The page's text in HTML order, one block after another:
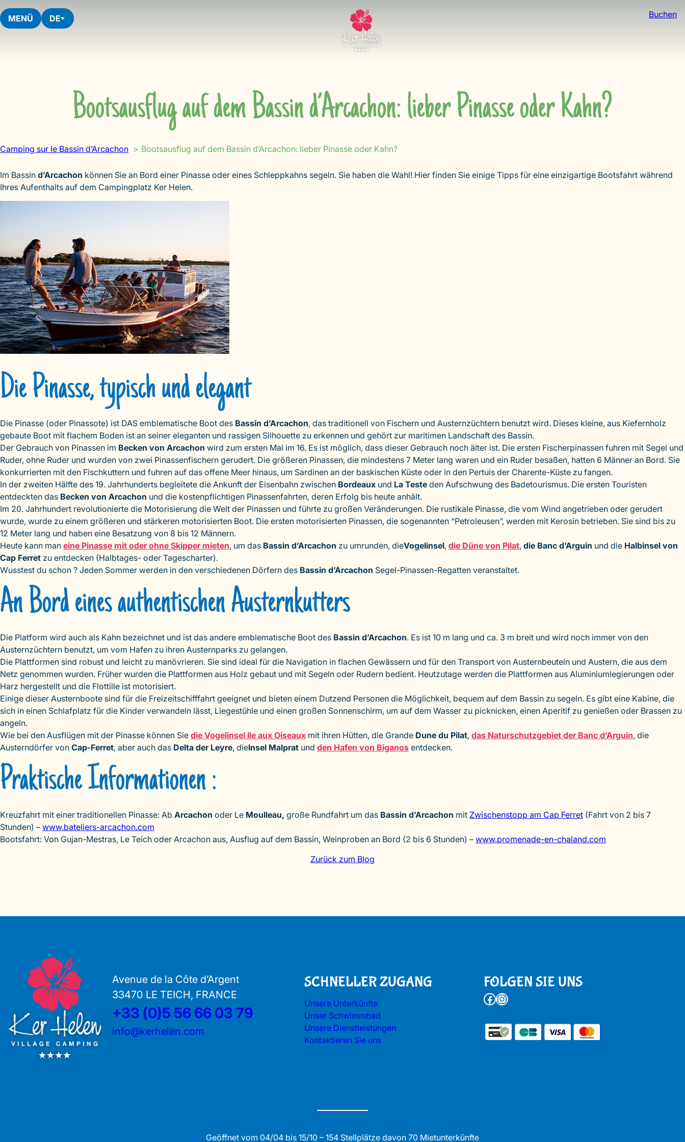
Skip
to
content
MENÜ DE Buchen
Bootsausflug auf dem Bassin d’Arcachon: lieber Pinasse oder Kahn?
Camping sur le Bassin d’Arcachon Bootsausflug auf dem Bassin d’Arcachon: lieber Pinasse oder Kahn?
Im Bassin d’Arcachon können Sie an Bord einer Pinasse oder eines Schleppkahns segeln. Sie haben die Wahl! Hier finden Sie einige Tipps für eine einzigartige Bootsfahrt während
Ihres Aufenthalts auf dem Campingplatz Ker Helen.
Die Pinasse, typisch und elegant
Die Pinasse (oder Pinassote) ist DAS emblematische Boot des Bassin d’Arcachon, das traditionell von Fischern und Austernzüchtern benutzt wird. Dieses kleine, aus Kiefernholz
gebaute Boot mit flachem Boden ist an seiner eleganten und rassigen Silhouette zu erkennen und gehört zur maritimen Landschaft des Bassin.
Der Gebrauch von Pinassen im Becken von Arcachon wird zum ersten Mal im 16. Es ist möglich, dass dieser Gebrauch noch älter ist. Die ersten Fischerpinassen fuhren mit Segel und
Ruder, ohne Ruder und wurden von zwei Pinassenfischern gerudert. Die größeren Pinassen, die mindestens 7 Meter lang waren und ein Ruder besaßen, hatten 6 Männer an Bord. Sie
konkurrierten mit den Fischkuttern und fuhren auf das offene Meer hinaus, um Sardinen an der baskischen Küste oder in den Pertuis der Charente-Küste zu fangen.
In der zweiten Hälfte des 19. Jahrhunderts begleitete die Ankunft der Eisenbahn zwischen Bordeaux und La Teste den Aufschwung des Badetourismus. Die ersten Touristen
entdeckten das Becken von Arcachon und die kostenpflichtigen Pinassenfahrten, deren Erfolg bis heute anhält.
Im 20. Jahrhundert revolutionierte die Motorisierung die Welt der Pinassen und führte zu großen Veränderungen. Die rustikale Pinasse, die vom Wind angetrieben oder gerudert
wurde, wurde zu einem größeren und stärkeren motorisierten Boot. Die ersten motorisierten Pinassen, die sogenannten “Petroleusen”, werden mit Kerosin betrieben. Sie sind bis zu
12 Meter lang und haben eine Besatzung von 8 bis 12 Männern.
Heute kann man eine Pinasse mit oder ohne Skipper mieten, um das Bassin d’Arcachon zu umrunden, dieVogelinsel, die Düne von Pilat, die Banc d’Arguin und die Halbinsel von
Cap Ferret zu entdecken (Halbtages- oder Tagescharter).
Wusstest du schon ? Jeden Sommer werden in den verschiedenen Dörfern des Bassin d’Arcachon Segel-Pinassen-Regatten veranstaltet.
An Bord eines authentischen Austernkutters
Die Platform wird auch als Kahn bezeichnet und ist das andere emblematische Boot des Bassin d’Arcachon. Es ist 10 m lang und ca. 3 m breit und wird noch immer von den
Austernzüchtern benutzt, um vom Hafen zu ihren Austernparks zu gelangen.
Die Plattformen sind robust und leicht zu manövrieren. Sie sind ideal für die Navigation in flachen Gewässern und für den Transport von Austernbeuteln und Austern, die aus dem
Netz genommen wurden. Früher wurden die Plattformen aus Holz gebaut und mit Segeln oder Rudern bedient. Heutzutage werden die Plattformen aus Aluminiumlegierungen oder
Harz hergestellt und die Flottille ist motorisiert.
Einige dieser Austernboote sind für die Freizeitschifffahrt geeignet und bieten einem Dutzend Personen die Möglichkeit, bequem auf dem Bassin zu segeln. Es gibt eine Kabine, die
sich in einen Schlafplatz für die Kinder verwandeln lässt, Liegestühle und einen großen Sonnenschirm, um auf dem Wasser zu picknicken, einen Aperitif zu genießen oder Brassen zu
angeln.
Wie bei den Ausflügen mit der Pinasse können Sie die Vogelinsel Ile aux Oiseaux mit ihren Hütten, die Grande Dune du Pilat, das Naturschutzgebiet der Banc d’Arguin, die
Austerndörfer von Cap-Ferret, aber auch das Delta der Leyre, dieInsel Malprat und den Hafen von Biganos entdecken.
Praktische Informationen :
Kreuzfahrt mit einer traditionellen Pinasse: Ab Arcachon oder Le Moulleau, große Rundfahrt um das Bassin d’Arcachon mit Zwischenstopp am Cap Ferret (Fahrt von 2 bis 7
Stunden) – www.bateliers-arcachon.com
Bootsfahrt: Von Gujan-Mestras, Le Teich oder Arcachon aus, Ausflug auf dem Bassin, Weinproben an Bord (2 bis 6 Stunden) – www.promenade-en-chaland.com
Zurück zum Blog
Avenue de la Côte d’Argent
33470 LE TEICH, FRANCE
+33 (0)5 56 66 03 79
info@kerhelen.com
SCHNELLER ZUGANG
Unsere Unterkünfte
Unser Schwimmbad
Unsere Dienstleistungen
Kontaktieren Sie uns
FOLGEN SIE UNS
Facebook Instagram
Geöffnet vom 04/04 bis 15/10 – 154 Stellplätze davon 70 Mietunterkünfte